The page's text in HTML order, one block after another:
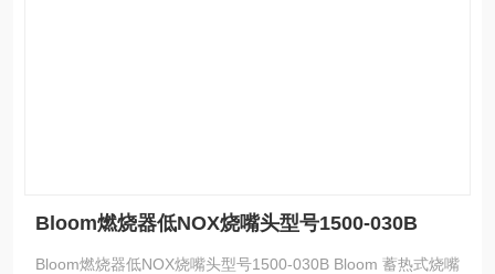
Bloom燃烧器低NOX烧嘴头型号1500-030B
Bloom燃烧器低NOX烧嘴头型号1500-030B Bloom 蓄热式烧嘴